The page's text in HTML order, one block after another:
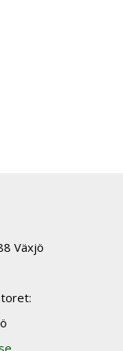
Växjö